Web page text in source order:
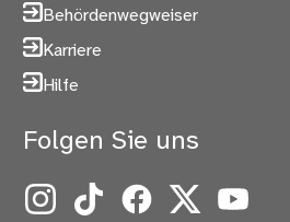
Behördenwegweiser
Karriere
Hilfe
Folgen Sie uns
InstagramTikTokFacebook
X YouTube